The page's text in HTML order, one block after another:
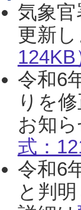
気象
更新
124KB
令和6
りを
お知
式：
令和6
と判